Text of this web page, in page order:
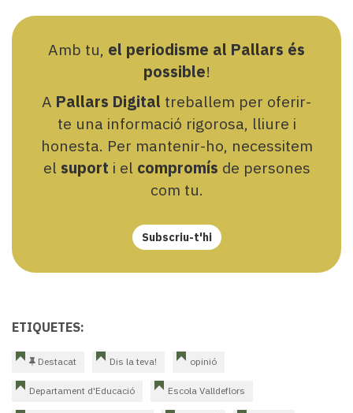
Amb tu, el periodisme al Pallars és
possible!
A Pallars Digital treballem per oferir-
te una informació rigorosa, lliure i
honesta. Per mantenir-ho, necessitem
el suport i el compromís de persones
com tu.
Subscriu-t'hi
ETIQUETES:
Destacat Dis la teva! opinió
Departament d'Educació Escola Valldeflors